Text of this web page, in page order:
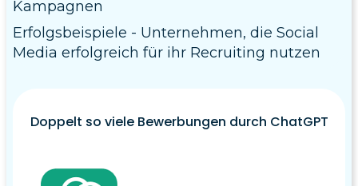
Kampagnen
Erfolgsbeispiele - Unternehmen, die Social
Media erfolgreich für ihr Recruiting nutzen
Doppelt so viele Bewerbungen durch ChatGPT